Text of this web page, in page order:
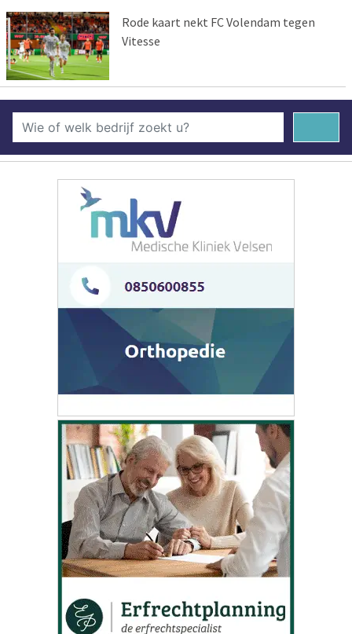
Rode kaart nekt FC Volendam tegen
Vitesse